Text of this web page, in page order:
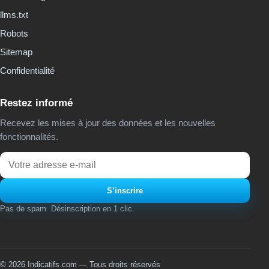
llms.txt
Robots
Sitemap
Confidentialité
Restez informé
Recevez les mises à jour des données et les nouvelles
fonctionnalités.
Email
S’inscrire
Pas de spam. Désinscription en 1 clic.
© 2026 Indicatifs.com — Tous droits réservés